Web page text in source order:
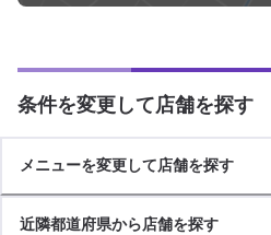
条件を変更して店舗を探す
メニューを変更して店舗を探す
近隣都道府県から店舗を探す